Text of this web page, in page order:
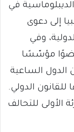
في
إلى دعوى
وفي
أصبحت عضوًا مؤسّسًا
الساعية
للقانون الدولي.
الأولى للتحالف